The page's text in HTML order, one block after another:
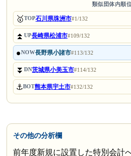
類似団体内順
🥇TOP石川県珠洲市#1/132
⏫UP長崎県松浦市#109/132
●NOW長野県小諸市#113/132
⏬DN茨城県小美玉市#114/132
⚓BOT熊本県宇土市#132/132
その他の分析欄
前年度新規に設置した特別会計